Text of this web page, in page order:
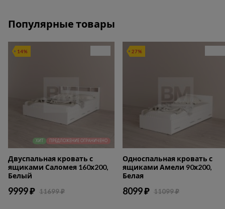
Популярные товары
14%
ХИТ ПРЕДЛОЖЕНИЕ ОГРАНИЧЕНО
Двуспальная кровать с
ящиками Саломея 160х200,
Белый
9999 ₽ 11699 ₽
27%
Односпальная кровать с
ящиками Амели 90х200,
Белая
8099 ₽ 11099 ₽